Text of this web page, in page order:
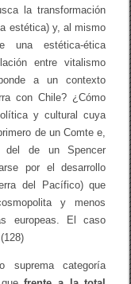
la transformación
estética) y, al mismo
una estética-ética
entre vitalismo
a un contexto
con Chile? ¿Cómo
y cultural cuya
de un Comte e,
del de un Spencer
por el desarrollo
del Pacífico) que
y menos
europeas. El caso
suprema categoría